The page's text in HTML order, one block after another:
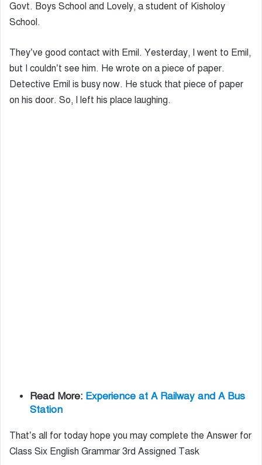
Govt. Boys School and Lovely, a student of Kisholoy
School.
They’ve good contact with Emil. Yesterday, I went to Emil,
but I couldn’t see him. He wrote on a piece of paper.
Detective Emil is busy now. He stuck that piece of paper
on his door. So, I left his place laughing.
Read More: Experience at A Railway and A Bus
Station
That’s all for today hope you may complete the Answer for
Class Six English Grammar 3rd Assigned Task